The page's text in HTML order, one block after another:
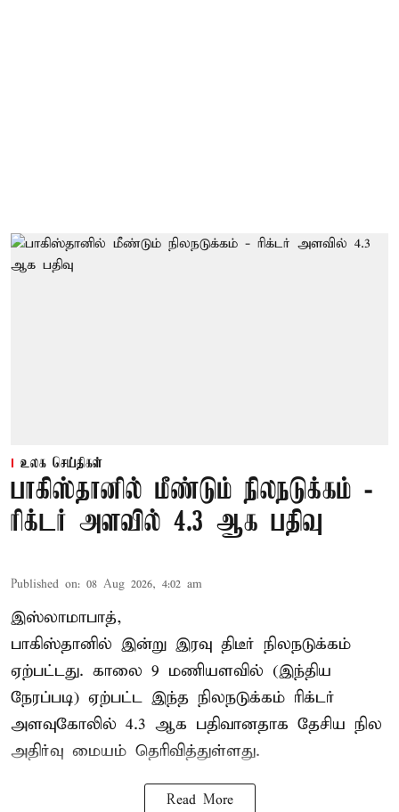
உலக செய்திகள்
பாகிஸ்தானில் மீண்டும் நிலநடுக்கம் -
ரிக்டர் அளவில் 4.3 ஆக பதிவு
Published on: 08 Aug 2026, 4:02 am
இஸ்லாமாபாத்,
பாகிஸ்தானில் இன்று இரவு திடீர் நிலநடுக்கம்
ஏற்பட்டது. காலை 9 மணியளவில் (இந்திய
நேரப்படி) ஏற்பட்ட இந்த நிலநடுக்கம் ரிக்டர்
அளவுகோலில் 4.3 ஆக பதிவானதாக தேசிய நில
அதிர்வு மையம் தெரிவித்துள்ளது.
Read More